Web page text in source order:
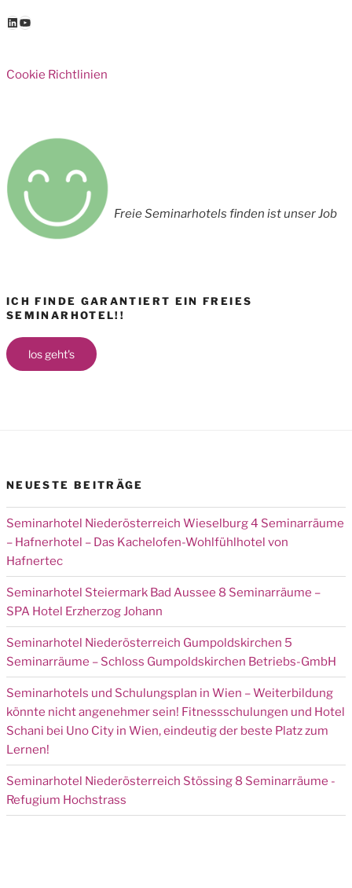
LinkedIn
YouTube
Cookie Richtlinien
Freie Seminarhotels finden ist unser Job
ICH FINDE GARANTIERT EIN FREIES
SEMINARHOTEL!!
los geht's
NEUESTE BEITRÄGE
Seminarhotel Niederösterreich Wieselburg 4 Seminarräume
– Hafnerhotel – Das Kachelofen-Wohlfühlhotel von
Hafnertec
Seminarhotel Steiermark Bad Aussee 8 Seminarräume –
SPA Hotel Erzherzog Johann
Seminarhotel Niederösterreich Gumpoldskirchen 5
Seminarräume – Schloss Gumpoldskirchen Betriebs-GmbH
Seminarhotels und Schulungsplan in Wien – Weiterbildung
könnte nicht angenehmer sein! Fitnessschulungen und Hotel
Schani bei Uno City in Wien, eindeutig der beste Platz zum
Lernen!
Seminarhotel Niederösterreich Stössing 8 Seminarräume -
Refugium Hochstrass